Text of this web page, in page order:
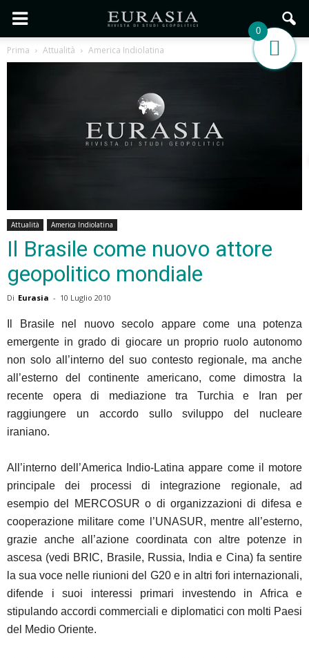
Prima Attualità America Indiolatina
Attualità America Indiolatina
Il Brasile come nuovo attore
geopolitico mondiale
Di Eurasia - 10 Luglio 2010
Il Brasile nel nuovo secolo appare come una potenza
emergente in grado di giocare un proprio ruolo autonomo
non solo all’interno del suo contesto regionale, ma anche
all’esterno del continente americano, come dimostra la
recente opera di mediazione tra Turchia e Iran per
raggiungere un accordo sullo sviluppo del nucleare
iraniano.
All’interno dell’America Indio-Latina appare come il motore
principale dei processi di integrazione regionale, ad
esempio del MERCOSUR o di organizzazioni di difesa e
cooperazione militare come l’UNASUR, mentre all’esterno,
grazie anche all’azione coordinata con altre potenze in
ascesa (vedi BRIC, Brasile, Russia, India e Cina) fa sentire
la sua voce nelle riunioni del G20 e in altri fori internazionali,
difende i suoi interessi primari investendo in Africa e
stipulando accordi commerciali e diplomatici con molti Paesi
del Medio Oriente.
0